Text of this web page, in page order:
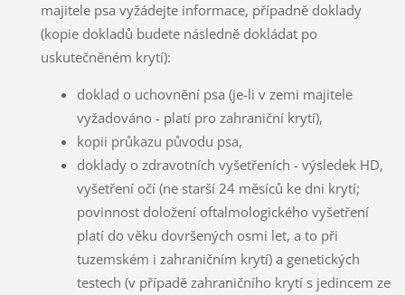
majitele psa vyžádejte informace, případně doklady
(kopie dokladů budete následně dokládat po
uskutečněném krytí):
doklad o uchovnění psa (je-li v zemi majitele
vyžadováno - platí pro zahraniční krytí),
kopii průkazu původu psa,
doklady o zdravotních vyšetřeních - výsledek HD,
vyšetření očí (ne starší 24 měsíců ke dni krytí;
povinnost doložení oftalmologického vyšetření
platí do věku dovršených osmi let, a to při
tuzemském i zahraničním krytí) a genetických
testech (v případě zahraničního krytí s jedincem ze